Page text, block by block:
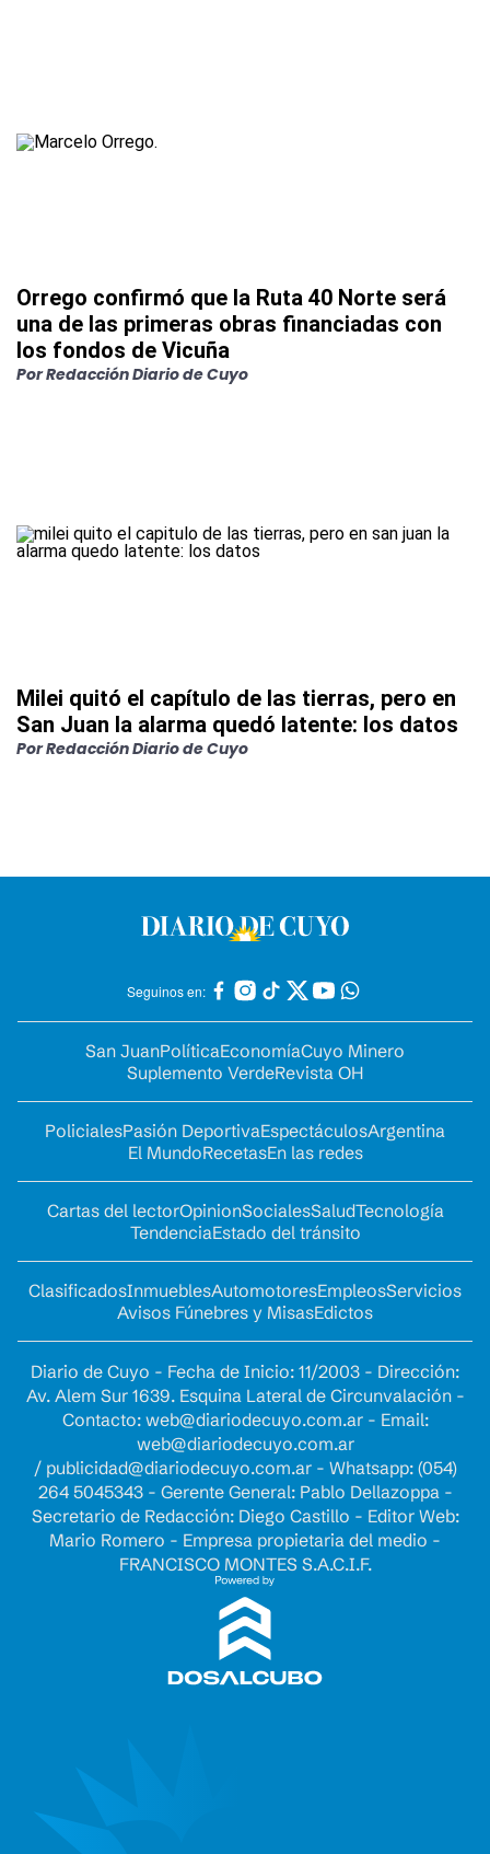
Orrego confirmó que la Ruta 40 Norte será
una de las primeras obras financiadas con
los fondos de Vicuña
PorRedacción Diario de Cuyo
Milei quitó el capítulo de las tierras, pero en
San Juan la alarma quedó latente: los datos
PorRedacción Diario de Cuyo
Seguinos en:
San JuanPolíticaEconomíaCuyo Minero
Suplemento VerdeRevista OH
PolicialesPasión DeportivaEspectáculosArgentina
El MundoRecetasEn las redes
Cartas del lectorOpinionSocialesSaludTecnología
TendenciaEstado del tránsito
ClasificadosInmueblesAutomotoresEmpleosServicios
Avisos Fúnebres y MisasEdictos
Diario de Cuyo - Fecha de Inicio: 11/2003 - Dirección:
Av. Alem Sur 1639. Esquina Lateral de Circunvalación -
Contacto: web@diariodecuyo.com.ar- Email:
web@diariodecuyo.com.ar
/ publicidad@diariodecuyo.com.ar- Whatsapp: (054)
264 5045343 - Gerente General: Pablo Dellazoppa -
Secretario de Redacción: Diego Castillo - Editor Web:
Mario Romero - Empresa propietaria del medio -
FRANCISCO MONTES S.A.C.I.F.